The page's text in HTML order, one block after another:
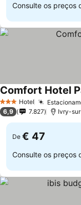
Consulte os preços
3 EstrelasHotel
Comfort Hotel
6,9 7.827 Ivry-
De € 47
Consulte os preços